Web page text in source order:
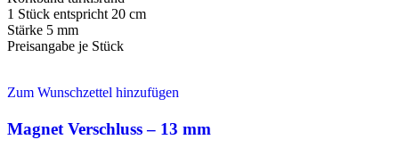
1 Stück entspricht 20 cm
Stärke 5 mm
Preisangabe je Stück
Zum Wunschzettel hinzufügen
Magnet Verschluss – 13 mm